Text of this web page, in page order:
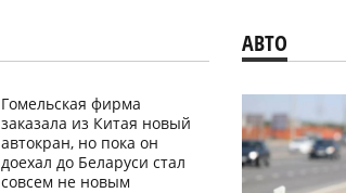
Гомельская фирма
заказала из Китая новый
автокран, но пока он
доехал до Беларуси стал
совсем не новым
АВТО